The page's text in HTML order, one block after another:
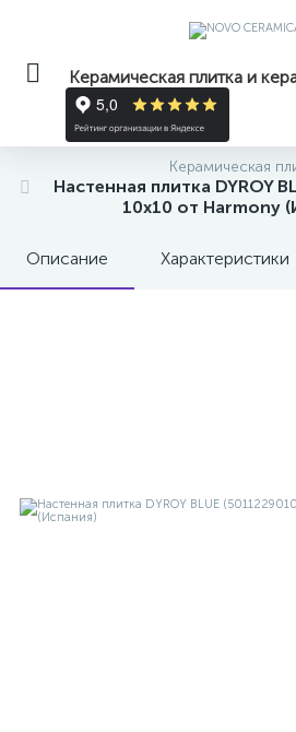
Керамическая плитка и
Керамическая
Настенная плитка DYROY
10x10 от Harmony
Описание Характеристики